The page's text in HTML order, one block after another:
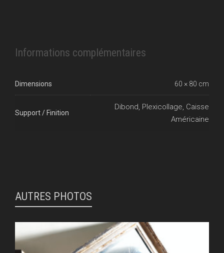
Informations complémentaires
Dimensions 60 × 80 cm
Support / Finition
Dibond, Plexicollage, Caisse
Américaine
AUTRES PHOTOS